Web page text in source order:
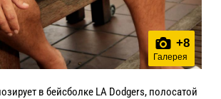
+8
Галерея
в бейсболке LA Dodgers, полосатой